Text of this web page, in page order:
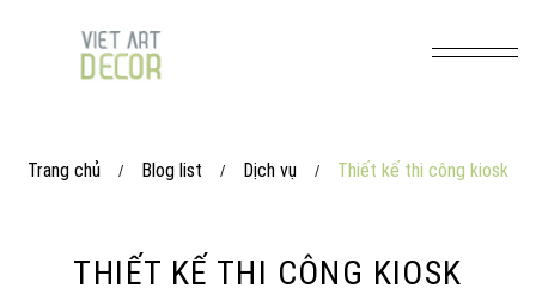
Trang chủ / Blog list / Dịch vụ / Thiết kế thi công kiosk
THIẾT KẾ THI CÔNG KIOSK